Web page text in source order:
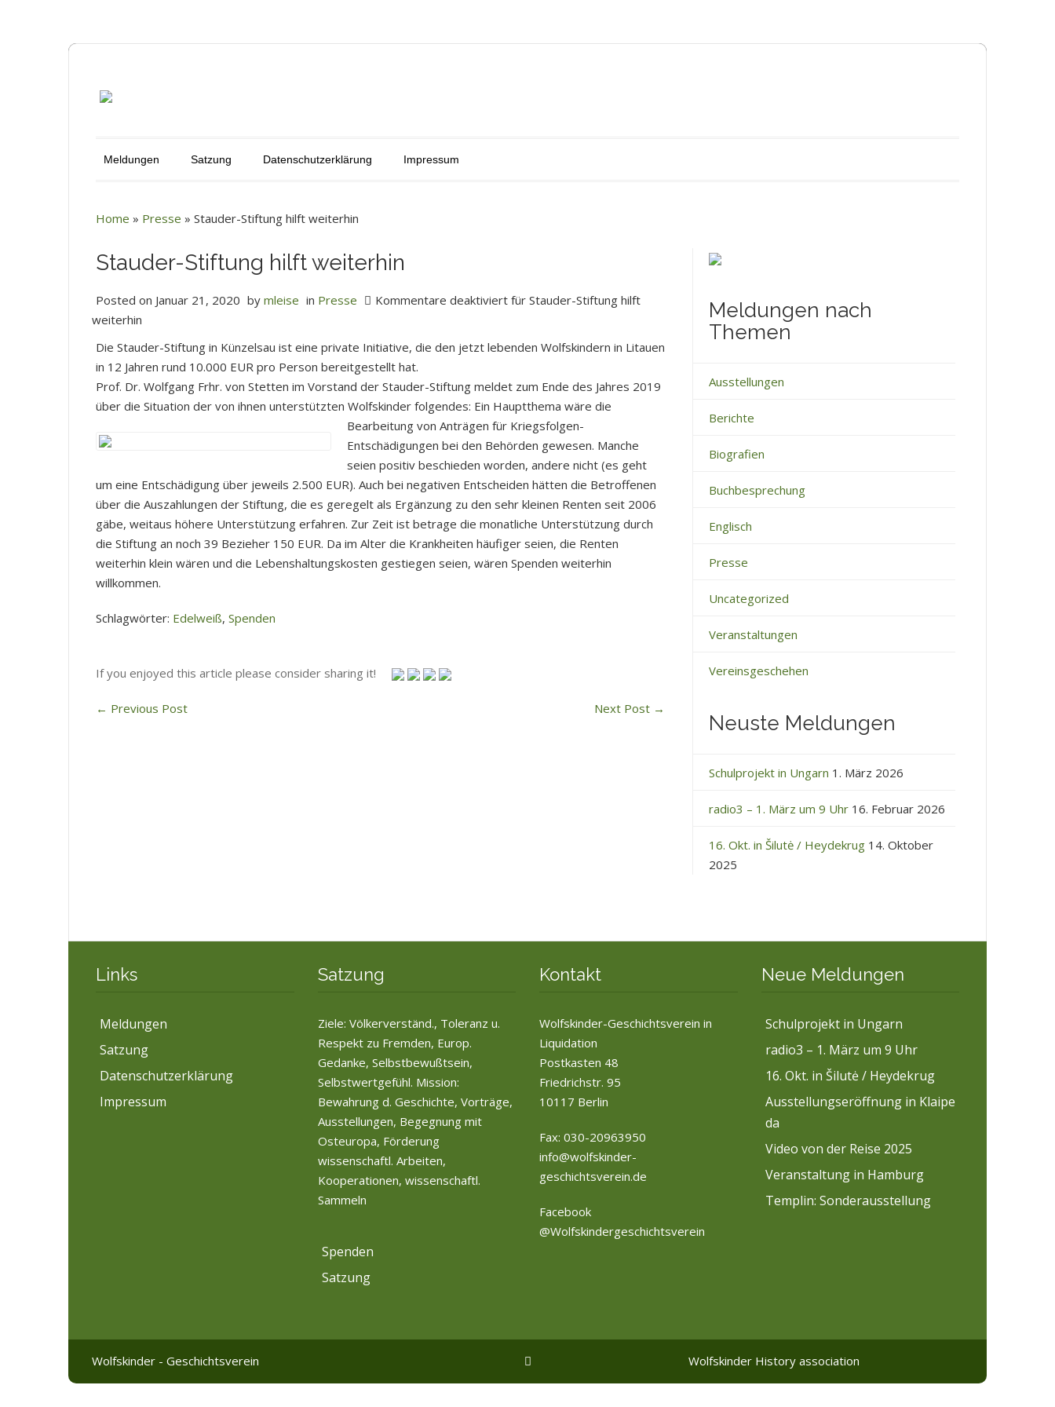
Meldungen Satzung Datenschutzerklärung Impressum
Home » Presse » Stauder-Stiftung hilft weiterhin
Stauder-Stiftung hilft weiterhin
Posted on Januar 21, 2020 by mleise in Presse Kommentare deaktiviert für Stauder-Stiftung hilft
weiterhin
Die Stauder-Stiftung in Künzelsau ist eine private Initiative, die den jetzt lebenden Wolfskindern in Litauen
in 12 Jahren rund 10.000 EUR pro Person bereitgestellt hat.
Prof. Dr. Wolfgang Frhr. von Stetten im Vorstand der Stauder-Stiftung meldet zum Ende des Jahres 2019
über die Situation der von ihnen unterstützten Wolfskinder folgendes: Ein Hauptthema wäre die
Bearbeitung von Anträgen für Kriegsfolgen-
Entschädigungen bei den Behörden gewesen. Manche
seien positiv beschieden worden, andere nicht (es geht
um eine Entschädigung über jeweils 2.500 EUR). Auch bei negativen Entscheiden hätten die Betroffenen
über die Auszahlungen der Stiftung, die es geregelt als Ergänzung zu den sehr kleinen Renten seit 2006
gäbe, weitaus höhere Unterstützung erfahren. Zur Zeit ist betrage die monatliche Unterstützung durch
die Stiftung an noch 39 Bezieher 150 EUR. Da im Alter die Krankheiten häufiger seien, die Renten
weiterhin klein wären und die Lebenshaltungskosten gestiegen seien, wären Spenden weiterhin
willkommen.
Schlagwörter: Edelweiß, Spenden
If you enjoyed this article please consider sharing it!
← Previous Post Next Post →
Meldungen nach
Themen
Ausstellungen
Berichte
Biografien
Buchbesprechung
Englisch
Presse
Uncategorized
Veranstaltungen
Vereinsgeschehen
Neuste Meldungen
Schulprojekt in Ungarn 1. März 2026
radio3 – 1. März um 9 Uhr 16. Februar 2026
16. Okt. in Šilutė / Heydekrug 14. Oktober
2025
Links
Meldungen
Satzung
Datenschutzerklärung
Impressum
Satzung
Ziele: Völkerverständ., Toleranz u.
Respekt zu Fremden, Europ.
Gedanke, Selbstbewußtsein,
Selbstwertgefühl. Mission:
Bewahrung d. Geschichte, Vorträge,
Ausstellungen, Begegnung mit
Osteuropa, Förderung
wissenschaftl. Arbeiten,
Kooperationen, wissenschaftl.
Sammeln
Spenden
Satzung
Kontakt
Wolfskinder-Geschichtsverein in
Liquidation
Postkasten 48
Friedrichstr. 95
10117 Berlin
Fax: 030-20963950
info@wolfskinder-
geschichtsverein.de
Facebook
@Wolfskindergeschichtsverein
Neue Meldungen
Schulprojekt in Ungarn
radio3 – 1. März um 9 Uhr
16. Okt. in Šilutė / Heydekrug
Ausstellungseröffnung in Klaipe
da
Video von der Reise 2025
Veranstaltung in Hamburg
Templin: Sonderausstellung
Wolfskinder - Geschichtsverein Wolfskinder History association